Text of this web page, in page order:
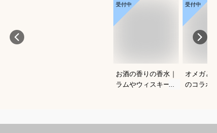
受付中
お酒の香りの香水｜
ラムやウィスキーな
受付中
オメガと
のコラボ